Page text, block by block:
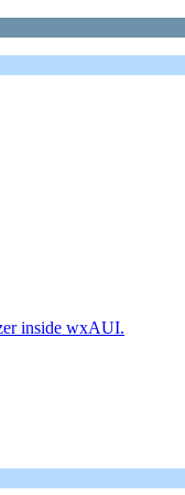
inside wxAUI.